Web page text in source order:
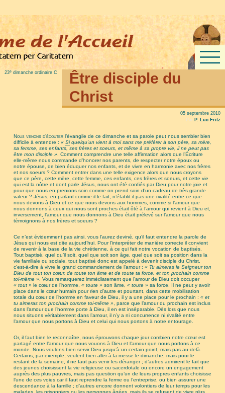
23e dimanche ordinaire C
Être disciple du
Christ
05 septembre 2010
Par P. Luc Fritz
Nous venons d’écouterl’évangile de ce dimanche et sa parole peut nous sembler bien
difficile à entendre : « Siquelqu’un vient à moi sans me préférer à son père, sa mère,
sa femme, ses enfants, ses frères et soeurs, et même à sa propre vie, il ne peut pas
être mon disciple » . Comment comprendre une telle affirmation alors que l’Écriture
elle-même nous commande d’honorer nos parents, de respecter notre époux ou
notre épouse, de bien éduquer nos enfants, et de vivre en harmonie avec nos frères
et nos soeurs ? Comment entrer dans une telle exigence alors que nous croyons
que ce père, cette mère, cette femme, ces enfants, ces frères et soeurs, et cette vie
qui est la nôtre et dont parle Jésus, nous ont été confiés par Dieu pour notre joie et
pour que nous en prenions soin comme on prend soin d’un cadeau de très grande
valeur ? Jésus, en parlant comme il le fait, n’établit-il pas une rivalité entre ce que
nous devons à Dieu et ce que nous devons aux hommes, comme si l’amour que
nous donnons à ceux qui nous sont proches était ôté à l’amour qui revient à Dieu et,
inversement, l’amour que nous donnons à Dieu était prélevé sur l’amour que nous
témoignons à nos frères et soeurs ?
Ce n’est évidemment pas ainsi, vous l’aurez deviné, qu’il faut entendre la parole de
Jésus qui nous est dite aujourd’hui. Pour l’interpréter de manière correcte il convient
de revenir à la base de la vie chrétienne, à ce qui fait notre vocation de baptisés.
Tout baptisé, quel qu’il soit, quel que soit son âge, quel que soit sa position dans la
vie familiale ou sociale, tout baptisé donc est appelé à devenir disciple du Christ,
c’est-à-dire à vivre le grand commandement de l’amour : « Tu aimeras le Seigneur ton
Dieu de tout ton cœur, de toute ton âme et de toute ta force, et ton prochain comme
toi-même » . Vous remarquerez immédiatement que l’amour de Dieu doit occuper
« tout » le cœur de l’homme, « toute » son âme, « toute » sa force. Il ne peut y avoir
place dans le cœur humain pour rien d’autre et pourtant, dans cette mobilisation
totale du cœur de l’homme en faveur de Dieu, il y a une place pour le prochain : « et
tu aimeras ton prochain comme toi-même » , parce que l’amour du prochain est inclus
dans l’amour que l’homme porte à Dieu, il en est inséparable. Dès lors que nous
nous situons véritablement dans l’amour, il n’y a ni concurrence ni rivalité entre
l’amour que nous portons à Dieu et celui qui nous portons à notre entourage.
Or, il faut bien le reconnaître, nous éprouvons chaque jour combien notre cœur est
partagé entre l’amour que nous vouons à Dieu et l’amour que nous portons à ce
monde. Nous voulons bien servir Dieu jusqu’à un certain point, mais pas au-delà.
Certains, par exemple, veulent bien aller à la messe le dimanche, mais pour le
restant de la semaine, il ne faut pas venir les déranger ; d’autres admirent le fait que
des jeunes choisissent la vie religieuse ou sacerdotale ou encore un engagement
auprès des plus pauvres, mais pas question qu’un de leurs propres enfants choisisse
l’une de ces voies car il faut reprendre la ferme ou l’entreprise, ou bien assurer une
descendance à la famille ; d’autres encore donnent volontiers de leur temps pour les
malades, les prisonniers ou les personnes âgées, mais ils se refusent de vivre plus